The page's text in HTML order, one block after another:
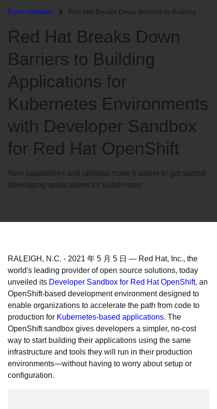
の
し
だ
Press releases Red Hat Breaks Down Barriers to Building Applications for Kubernetes E...
Red Hat Breaks Down
Barriers to Building
Applications for
Kubernetes Environments
with Developer Sandbox
for Red Hat OpenShift
New capabilities and updates make it easier to get started
developing applications for Kubernetes
RALEIGH, N.C. - 2021 年 5 月 5 日 — Red Hat, Inc., the
world's leading provider of open source solutions, today
unveiled its Developer Sandbox for Red Hat OpenShift, an
OpenShift-based development environment designed to
enable organizations to accelerate the path from code to
production for Kubernetes-based applications. The
OpenShift sandbox gives developers a simpler, no-cost
way to start building their applications using the same
infrastructure and tools they will run in their production
environments—without having to worry about setup or
configuration.